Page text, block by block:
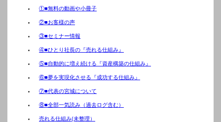
①■無料の動画や小冊子
②■お客様の声
③■セミナー情報
④■ひとり社長の『売れる仕組み』
⑤■自動的に増え続ける『資産構築の仕組み』
⑥■夢を実現化させる『成功する仕組み』
⑦■代表の宮城について
⑧■全部一気読み（過去ログ含む）
売れる仕組み(未整理）